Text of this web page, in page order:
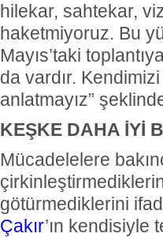
hilekar, sahtekar,
haketmiyoruz. Bu
Mayıs’taki
da vardır.
anlatmayız”
KEŞKE DAHA İYİ
Mücadelelere
götürmediklerini
Çakır’ın kendisiyle